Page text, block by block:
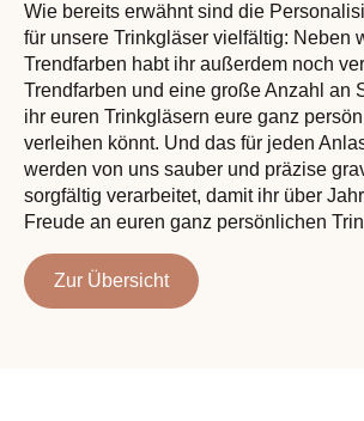
Wie bereits erwähnt sind die
für unsere Trinkgläser vielfältig: Neben
Trendfarben habt ihr außerdem noch
Trendfarben und eine große Anzahl an
ihr euren Trinkgläsern eure ganz
verleihen könnt. Und das für jeden
werden von uns sauber und präzise
sorgfältig verarbeitet, damit ihr über
Freude an euren ganz persönlichen
Zur Übersicht